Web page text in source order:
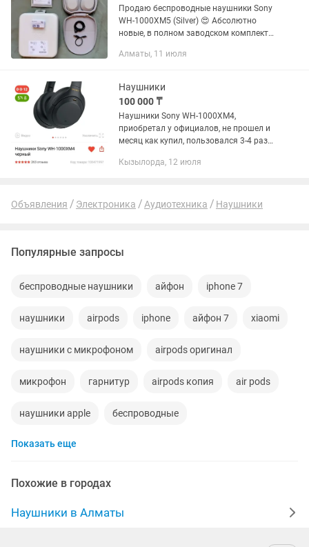
Продаю беспроводные наушники Sony
WH-1000XM5 (Silver) 😍 Абсолютно
новые, в полном заводском комплекте.
внешнем состоянии. Доставались из
Алматы, 11 июля
Наушники
100 000 ₸
Наушники Sony WH-1000XM4,
приобретал у официалов, не прошел и
месяц как купил, пользовался 3-4 раза,
полном комплекте.
Кызылорда, 12 июля
Объявления Электроника Аудиотехника Наушники
Популярные запросы
беспроводные наушники айфон iphone 7
наушники airpods iphone айфон 7 xiaomi
наушники с микрофоном airpods оригинал
микрофон гарнитур airpods копия air pods
наушники apple беспроводные
микрофон беспроводной
игровые наушники
Показать еще
Похожие в городах
Наушники в Алматы